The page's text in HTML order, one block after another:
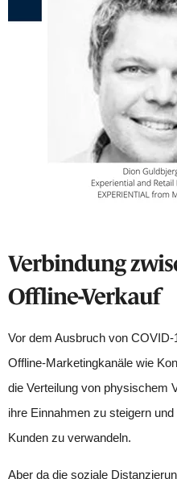
Verbindung
Offline-Verkauf
Vor dem Ausbruch von
Offline-Marketingkanäle wie
die Verteilung von physischem
ihre Einnahmen zu steigern
Kunden zu verwandeln.
Aber da die soziale